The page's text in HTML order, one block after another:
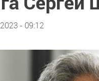
- 09:12